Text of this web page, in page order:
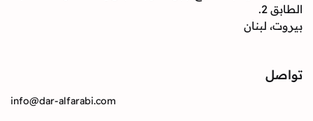
الطابق 2.
بيروت، لبنان
تواصل
info@dar-alfarabi.com